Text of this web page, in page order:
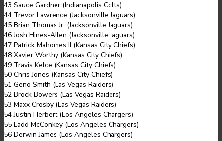
43 Sauce Gardner (Indianapolis Colts)
44 Trevor Lawrence (Jacksonville Jaguars)
45 Brian Thomas Jr. (Jacksonville Jaguars)
46 Josh Hines-Allen (Jacksonville Jaguars)
47 Patrick Mahomes II (Kansas City Chiefs)
48 Xavier Worthy (Kansas City Chiefs)
49 Travis Kelce (Kansas City Chiefs)
50 Chris Jones (Kansas City Chiefs)
51 Geno Smith (Las Vegas Raiders)
52 Brock Bowers (Las Vegas Raiders)
53 Maxx Crosby (Las Vegas Raiders)
54 Justin Herbert (Los Angeles Chargers)
55 Ladd McConkey (Los Angeles Chargers)
56 Derwin James (Los Angeles Chargers)